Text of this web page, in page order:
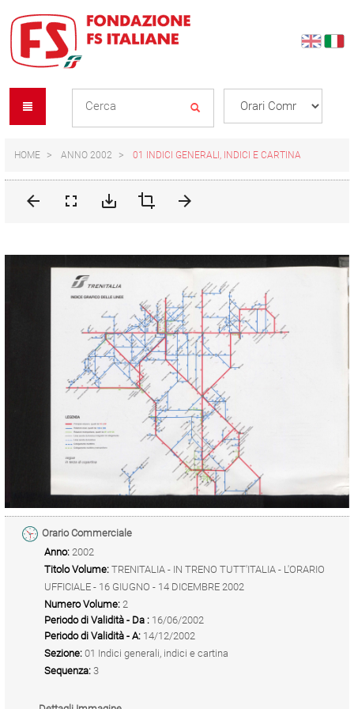
content
navigation
menu
HOME ANNO 2002 01 INDICI GENERALI, INDICI E CARTINA
Orario Commerciale
Anno: 2002
Titolo Volume: TRENITALIA - IN TRENO TUTT'ITALIA - L'ORARIO
UFFICIALE - 16 GIUGNO - 14 DICEMBRE 2002
Numero Volume: 2
Periodo di Validità - Da : 16/06/2002
Periodo di Validità - A: 14/12/2002
Sezione: 01 Indici generali, indici e cartina
Sequenza: 3